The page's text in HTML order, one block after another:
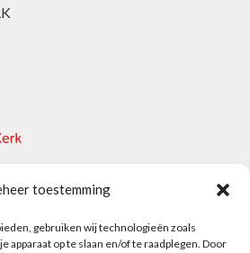
toestemming
gebruiken wij technologieën zoals
apparaat op te slaan en/of te raadplegen. Door